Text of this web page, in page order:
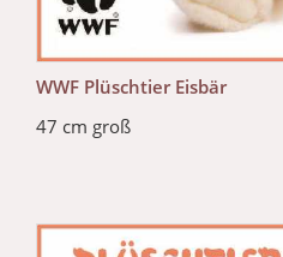
WWF Plüschtier Eisbär
47 cm groß